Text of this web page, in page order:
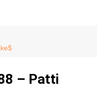
– Patti